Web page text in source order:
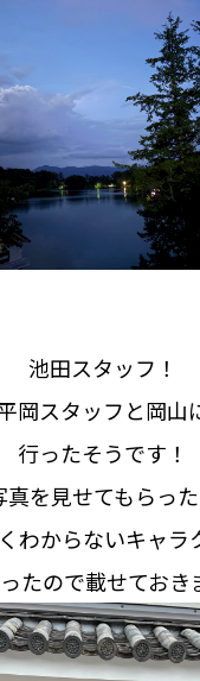
池田スタッフ！
岡スタッフと岡山
行ったそうです！
真を見せてもらっ
わからないキャラ
たので載せておき